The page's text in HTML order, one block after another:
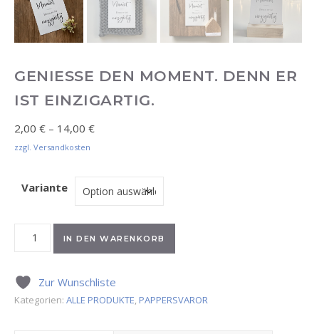
GENIESSE DEN MOMENT. DENN ER I
ST EINZIGARTIG.
2,00 € – 14,00 €Preisspanne: 2,00 € bis 14,00 €
zzgl. Versandkosten
Variante
Genieße den Moment. Denn er ist einzigartig. Menge
IN DEN WARENKORB
Zur Wunschliste
Kategorien: ALLE PRODUKTE, PAPPERSVAROR